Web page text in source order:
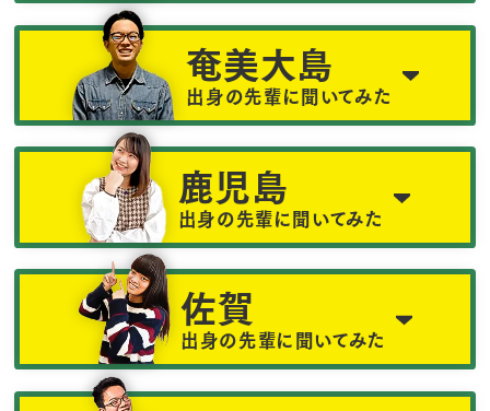
奄美大島
出身の先輩に聞いてみた
鹿児島
出身の先輩に聞いてみた
佐賀
出身の先輩に聞いてみた